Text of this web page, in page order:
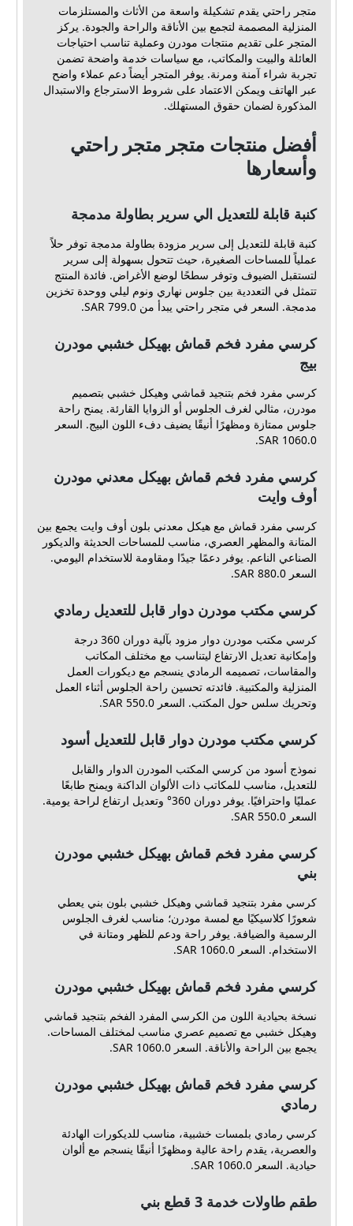
متجر راحتي يقدم تشكيلة واسعة من الأثاث والمستلزمات
المنزلية المصممة لتجمع بين الأناقة والراحة والجودة. يركز
المتجر على تقديم منتجات مودرن وعملية تناسب احتياجات
العائلة والبيت والمكاتب، مع سياسات خدمة واضحة تضمن
تجربة شراء آمنة ومرنة. يوفر المتجر أيضاً دعم عملاء واضح
عبر الهاتف ويمكن الاعتماد على شروط الاسترجاع والاستبدال
المذكورة لضمان حقوق المستهلك.
أفضل منتجات متجر متجر راحتي
وأسعارها
كنبة قابلة للتعديل الي سرير بطاولة مدمجة
كنبة قابلة للتعديل إلى سرير مزودة بطاولة مدمجة توفر حلاً
عملياً للمساحات الصغيرة، حيث تتحول بسهولة إلى سرير
لتستقبل الضيوف وتوفر سطحًا لوضع الأغراض. فائدة المنتج
تتمثل في التعددية بين جلوس نهاري ونوم ليلي ووحدة تخزين
مدمجة. السعر في متجر راحتي يبدأ من 799.0 SAR.
كرسي مفرد فخم قماش بهيكل خشبي مودرن
بيج
كرسي مفرد فخم بتنجيد قماشي وهيكل خشبي بتصميم
مودرن، مثالي لغرف الجلوس أو الزوايا القارئة. يمنح راحة
جلوس ممتازة ومظهرًا أنيقًا يضيف دفء اللون البيج. السعر
1060.0 SAR.
كرسي مفرد فخم قماش بهيكل معدني مودرن
أوف وايت
كرسي مفرد قماش مع هيكل معدني بلون أوف وايت يجمع بين
المتانة والمظهر العصري، مناسب للمساحات الحديثة والديكور
الصناعي الناعم. يوفر دعمًا جيدًا ومقاومة للاستخدام اليومي.
السعر 880.0 SAR.
كرسي مكتب مودرن دوار قابل للتعديل رمادي
كرسي مكتب مودرن دوار مزود بآلية دوران 360 درجة
وإمكانية تعديل الارتفاع ليتناسب مع مختلف المكاتب
والمقاسات، تصميمه الرمادي ينسجم مع ديكورات العمل
المنزلية والمكتبية. فائدته تحسين راحة الجلوس أثناء العمل
وتحريك سلس حول المكتب. السعر 550.0 SAR.
كرسي مكتب مودرن دوار قابل للتعديل أسود
نموذج أسود من كرسي المكتب المودرن الدوار والقابل
للتعديل، مناسب للمكاتب ذات الألوان الداكنة ويمنح طابعًا
عمليًا واحترافيًا. يوفر دوران 360° وتعديل ارتفاع لراحة يومية.
السعر 550.0 SAR.
كرسي مفرد فخم قماش بهيكل خشبي مودرن
بني
كرسي مفرد بتنجيد قماشي وهيكل خشبي بلون بني يعطي
شعورًا كلاسيكيًا مع لمسة مودرن؛ مناسب لغرف الجلوس
الرسمية والضيافة. يوفر راحة ودعم للظهر ومتانة في
الاستخدام. السعر 1060.0 SAR.
كرسي مفرد فخم قماش بهيكل خشبي مودرن
نسخة بحيادية اللون من الكرسي المفرد الفخم بتنجيد قماشي
وهيكل خشبي مع تصميم عصري مناسب لمختلف المساحات.
يجمع بين الراحة والأناقة. السعر 1060.0 SAR.
كرسي مفرد فخم قماش بهيكل خشبي مودرن
رمادي
كرسي رمادي بلمسات خشبية، مناسب للديكورات الهادئة
والعصرية، يقدم راحة عالية ومظهرًا أنيقًا ينسجم مع ألوان
حيادية. السعر 1060.0 SAR.
طقم طاولات خدمة 3 قطع بني